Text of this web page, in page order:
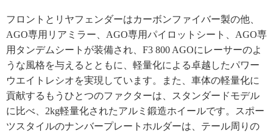
フロントとリヤフェンダーはカーボンファイバー製の他、
AGO専用リアミラー、AGO専用パイロットシート、AGO専
用タンデムシートが装備され、F3 800 AGOにレーサーのよ
うな風格を与えるとともに、軽量化による卓越したパワー
ウエイトレシオを実現しています。また、車体の軽量化に
貢献するもうひとつのファクターは、スタンダードモデル
に比べ、2kg軽量化されたアルミ鍛造ホイールです。スポー
ツスタイルのナンバープレートホルダーは、テール周りの